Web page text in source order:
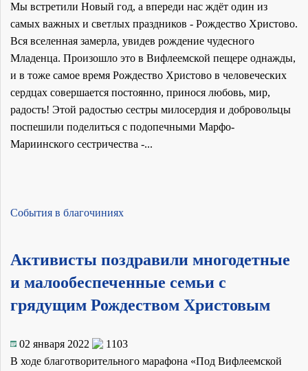
Мы встретили Новый год, а впереди нас ждёт один из
самых важных и светлых праздников - Рождество Христово.
Вся вселенная замерла, увидев рождение чудесного
Младенца. Произошло это в Вифлеемской пещере однажды,
и в тоже самое время Рождество Христово в человеческих
сердцах совершается постоянно, принося любовь, мир,
радость! Этой радостью сестры милосердия и добровольцы
поспешили поделиться с подопечными Марфо-
Мариинского сестричества -...
События в благочиниях
Активисты поздравили многодетные
и малообеспеченные семьи с
грядущим Рождеством Христовым
02 января 2022
1103
В ходе благотворительного марафона «Под Вифлеемской